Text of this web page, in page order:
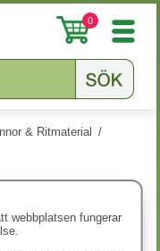
0
& Ritmaterial
/
webbplatsen fungerar